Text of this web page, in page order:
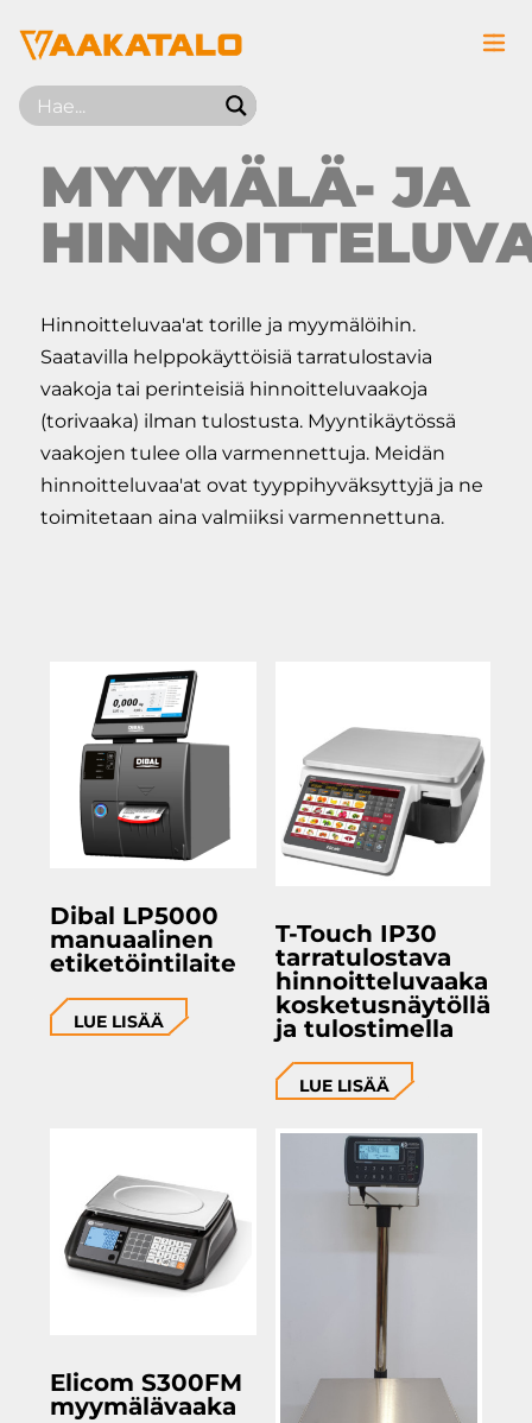
MYYMÄLÄ- JA
Hinnoitteluvaa'at torille ja myymälöihin.
Saatavilla helppokäyttöisiä tarratulostavia
vaakoja tai perinteisiä hinnoitteluvaakoja
(torivaaka) ilman tulostusta. Myyntikäytössä
vaakojen tulee olla varmennettuja. Meidän
hinnoitteluvaa'at ovat tyyppihyväksyttyjä ja ne
toimitetaan aina valmiiksi varmennettuna.
Dibal LP5000
manuaalinen
etiketöintilaite
LUE LISÄÄ
T-Touch IP30
tarratulostava
hinnoitteluvaaka
kosketusnäytöllä
ja tulostimella
LUE LISÄÄ
Elicom S300FM
myymälävaaka